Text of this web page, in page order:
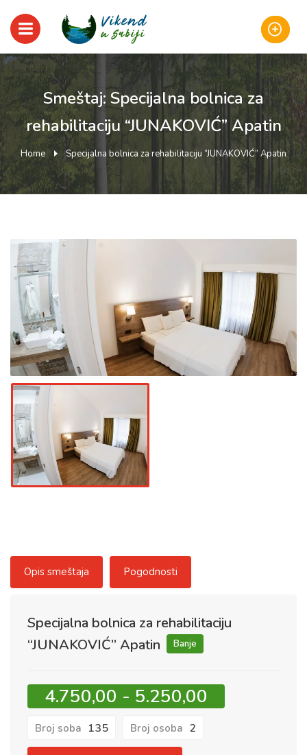
Smeštaj: Specijalna bolnica za
rehabilitaciju “JUNAKOVIĆ” Apatin
Home Specijalna bolnica za rehabilitaciju “JUNAKOVIĆ” Apatin
Opis smeštaja Pogodnosti
Specijalna bolnica za rehabilitaciju
“JUNAKOVIĆ” Apatin
Banje
4.750,00 - 5.250,00
Broj soba 135 Broj osoba 2